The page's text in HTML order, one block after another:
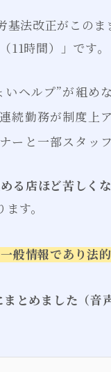
基法改正がこの
11時間）」です。
ヘルプ”が組め
続勤務が制度上
ーと一部スタッ
る店ほど苦しく
す。
般情報であり法的
とめました（